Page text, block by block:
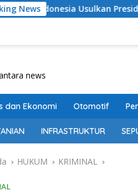
NewsPrabowo Kembalikan
dan Ekonomi Otomotif
INFRASTRUKTUR
HUKUM KRIMINAL